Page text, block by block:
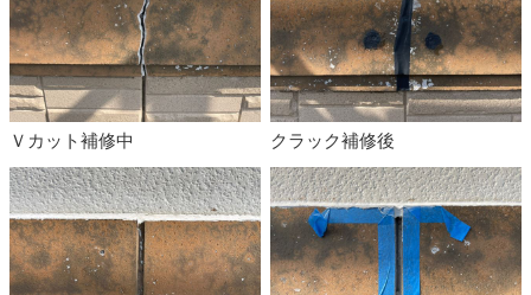
Ｖカット補修中 クラック補修後